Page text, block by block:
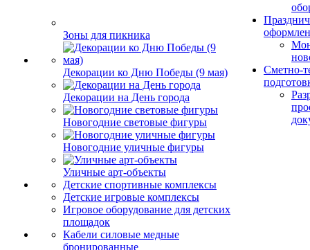
Зоны для пикника
Декорации ко Дню Победы (9 мая)
Декорации на День города
Новогодние световые фигуры
Новогодние уличные фигуры
Уличные арт-объекты
Детские спортивные комплексы
Детские игровые комплексы
Игровое оборудование для детских
площадок
Кабели силовые медные
бронированные
Сметно-